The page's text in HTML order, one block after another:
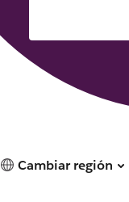
Cambiar región